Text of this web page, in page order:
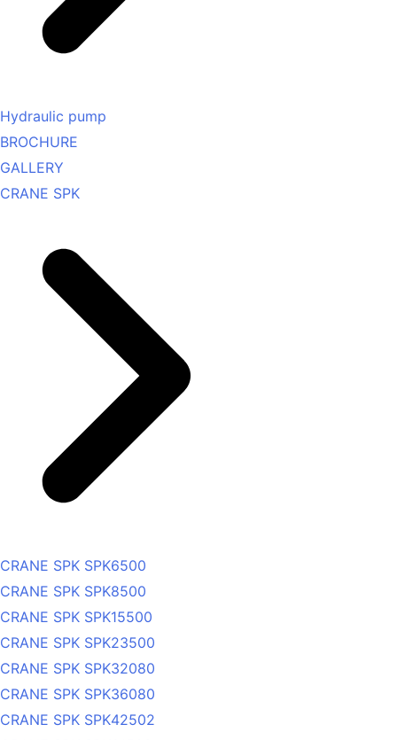
Hydraulic pump
BROCHURE
GALLERY
CRANE SPK
CRANE SPK SPK6500
CRANE SPK SPK8500
CRANE SPK SPK15500
CRANE SPK SPK23500
CRANE SPK SPK32080
CRANE SPK SPK36080
CRANE SPK SPK42502